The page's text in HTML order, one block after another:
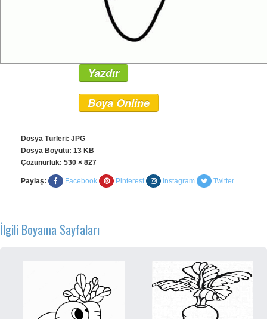
Yazdır
Boya Online
Dosya Türleri: JPG
Dosya Boyutu: 13 KB
Çözünürlük: 530 × 827
Paylaş: Facebook Pinterest Instagram Twitter
İlgili Boyama Sayfaları